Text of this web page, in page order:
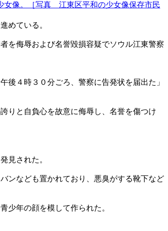
女像。［写真 江東区平和の少女像保存市民
めている。
を侮辱および名誉毀損容疑でソウル江東警察
後４時３０分ごろ、警察に告発状を届出た」
りと自負心を故意に侮辱し、名誉を傷つけ
見された。
ンなども置かれており、悪臭がする靴下など
少年の顔を模して作られた。